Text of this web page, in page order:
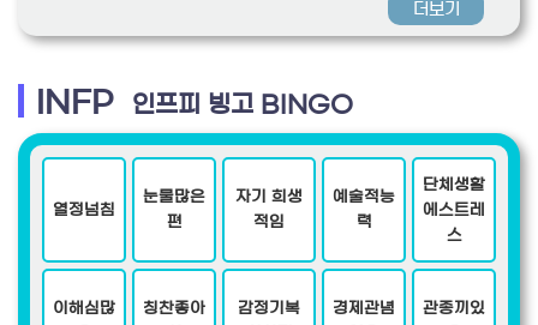
더보기
INFP 인프피 빙고 BINGO
열정넘침
눈물많은
편
자기 희생
적임
예술적능
력
단체생활
에스트레
스
이해심많
칭찬좋아
감정기복
경제관념
관종끼있